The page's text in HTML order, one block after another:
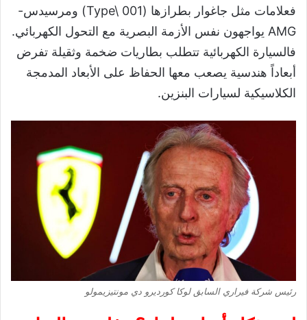
فعلامات مثل جاغوار بطرازها (Type\ 001) ومرسيدس-
AMG يواجهون نفس الأزمة البصرية مع التحول الكهربائي.
فالسيارة الكهربائية تتطلب بطاريات ضخمة وثقيلة تفرض
أبعاداً هندسية يصعب معها الحفاظ على الأبعاد المدمجة
الكلاسيكية لسيارات البنزين.
رئيس شركة فيراري السابق لوكا كورديرو دي مونتيزيمولو